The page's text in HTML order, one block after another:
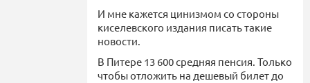
И мне кажется цинизмом со стороны
киселевского издания писать такие
новости.
В Питере 13 600 средняя пенсия. Только
чтобы отложить на дешевый билет до